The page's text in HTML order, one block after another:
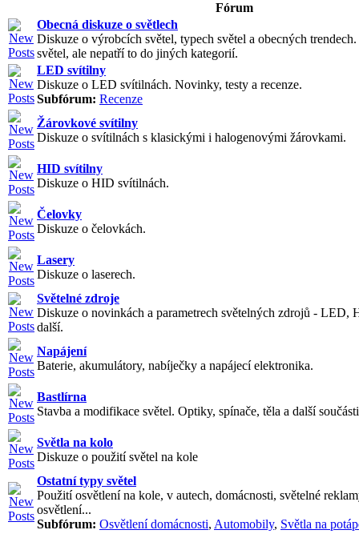
Fórum
Obecná diskuze o světlech
Diskuze o výrobcích světel, typech světel a obecných
světel, ale nepatří to do jiných kategorií.
LED svítilny
Diskuze o LED svítilnách. Novinky, testy a recenze.
Subfórum: Recenze
Žárovkové svítilny
Diskuze o svítilnách s klasickými i halogenovými žárovkami.
HID svítilny
Diskuze o HID svítilnách.
Čelovky
Diskuze o čelovkách.
Lasery
Diskuze o laserech.
Světelné zdroje
Diskuze o novinkách a parametrech světelných zdrojů - LED,
další.
Napájení
Baterie, akumulátory, nabíječky a napájecí elektronika.
Bastlírna
Stavba a modifikace světel. Optiky, spínače, těla a další
Světla na kolo
Diskuze o použití světel na kole
Ostatní typy světel
Použití osvětlení na kole, v autech, domácnosti, světelné
osvětlení...
Subfórum: Osvětlení domácnosti, Automobily, Světla na